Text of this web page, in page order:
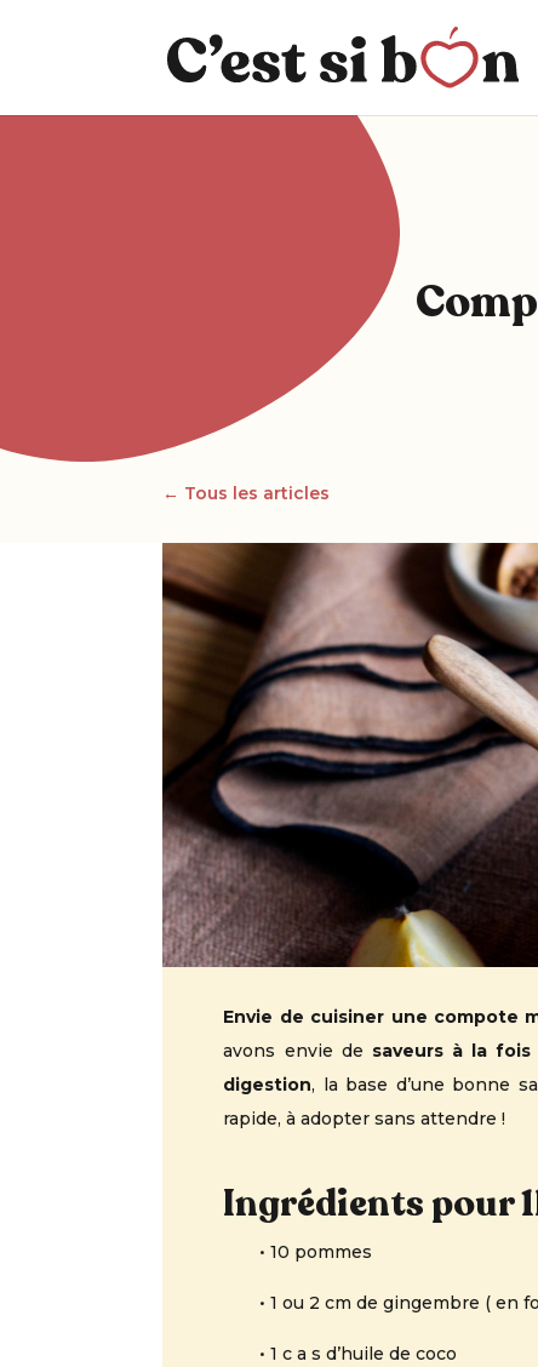
← Tous les articles
Envie de cuisiner une compote
avons envie de saveurs à la
digestion, la base d’une bonne
rapide, à adopter sans attendre !
Ingrédients pour
• 10 pommes
• 1 ou 2 cm de gingembre ( en
• 1 c a s d’huile de coco